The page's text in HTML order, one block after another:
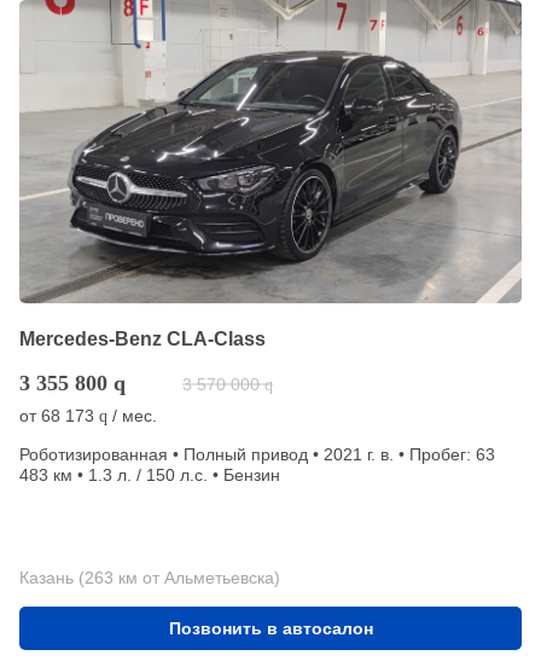
Mercedes-Benz CLA-Class
3 355 800 q 3 570 000 q
от68 173 q / мес.
Роботизированная • Полный привод • 2021 г. в. • Пробег: 63
483 км • 1.3 л. / 150 л.с. • Бензин
Казань (263 км от Альметьевска)
Позвонить в автосалон